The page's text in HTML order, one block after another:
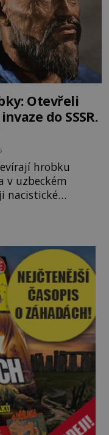
Otevřeli
do SSSR.
hrobku
v uzbeckém
nacistické
a napadá
zarážející, že se
jen o fascinující